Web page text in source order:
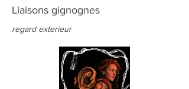
Liaisons gignognes
regard exterieur